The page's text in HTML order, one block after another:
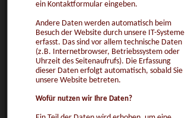
ein Kontaktformular eingeben.
Andere Daten werden automatisch beim
Besuch der Website durch unsere IT-Systeme
erfasst. Das sind vor allem technische Daten
(z.B. Internetbrowser, Betriebssystem oder
Uhrzeit des Seitenaufrufs). Die Erfassung
dieser Daten erfolgt automatisch, sobald Sie
unsere Website betreten.
Wofür nutzen wir Ihre Daten?